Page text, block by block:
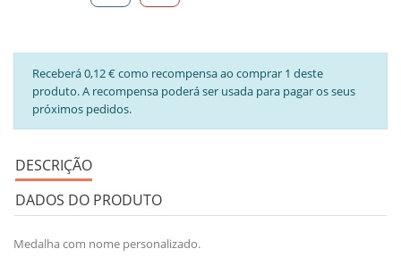
Receberá 0,12 € como recompensa ao comprar 1 deste
produto. A recompensa poderá ser usada para pagar os seus
próximos pedidos.
DESCRIÇÃO
DADOS DO PRODUTO
Medalha com nome personalizado.